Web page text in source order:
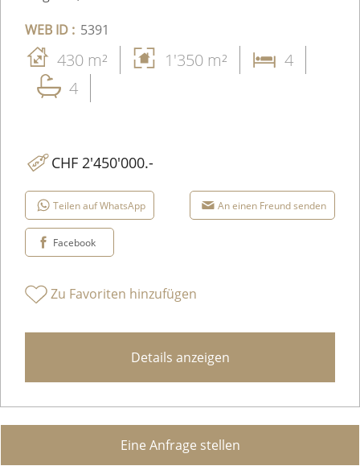
WEB ID : 5391
430 m² 1'350 m²
4
4
CHF 2'450'000.-
Teilen auf WhatsApp An einen Freund senden
Facebook
Zu Favoriten hinzufügen
Details anzeigen
Eine Anfrage stellen